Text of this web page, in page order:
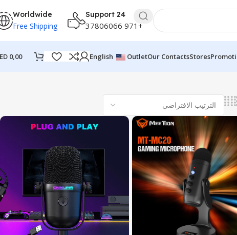
24 Support
+971 37806066
Worldwide
Free Shipping
Stores
Our Contacts
Outlet
English
0,00